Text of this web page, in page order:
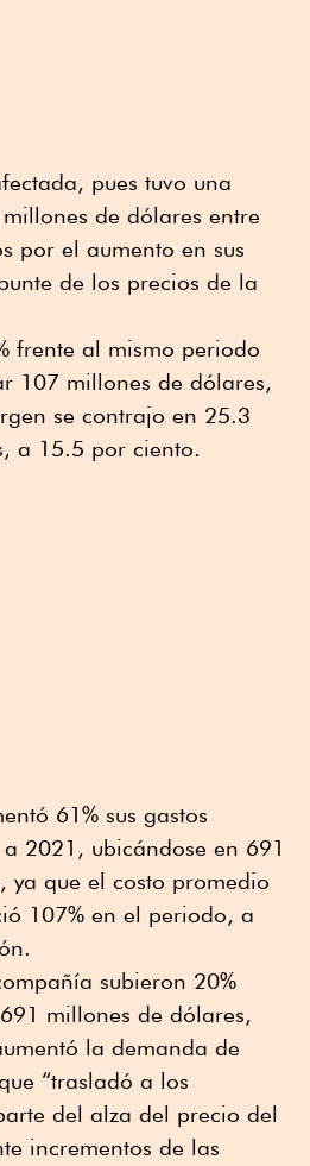
pues tuvo una
de dólares entre
por el aumento en sus
de los precios de la
frente al mismo periodo
107 millones de dólares,
se contrajo en 25.3
a 15.5 por ciento.
61% sus gastos
2021, ubicándose en 691
ya que el costo promedio
107% en el periodo, a
subieron 20%
millones de dólares,
la demanda de
“trasladó a los
del alza del precio del
incrementos de las